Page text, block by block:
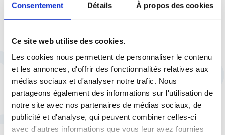
Consentement Détails À propos des cookies
Ce site web utilise des cookies.
Les cookies nous permettent de personnaliser le contenu
et les annonces, d'offrir des fonctionnalités relatives aux
médias sociaux et d'analyser notre trafic. Nous
partageons également des informations sur l'utilisation de
notre site avec nos partenaires de médias sociaux, de
publicité et d'analyse, qui peuvent combiner celles-ci
avec d'autres informations que vous leur avez fournies
3 janvier |Non catégorisé
DECOUVREZ LES VACANCES
DE VOTRE VIE AVEC Msc
Croisières
1 octobre |Non catégorisé